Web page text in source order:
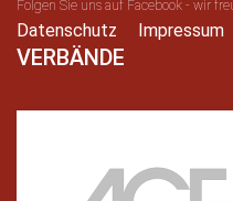
Folgen Sie uns auf Facebook - wir
Datenschutz Impressum
VERBÄNDE